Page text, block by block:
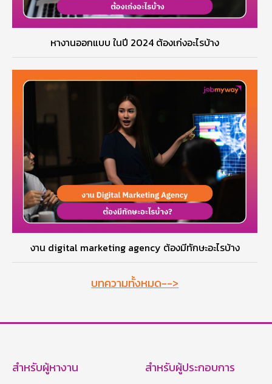
หางานออกแบบ ในปี 2024 ต้องเก่งอะไรบ้าง
งาน digital marketing agency ต้องมีทักษะอะไรบ้าง
บทความทั้งหมด-->
สำหรับผู้หางาน สำหรับผู้ประกอบการ